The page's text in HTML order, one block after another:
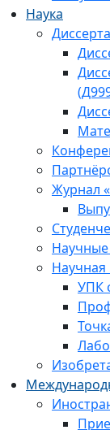
Наука
Журнал
Научные
Научная
УПК